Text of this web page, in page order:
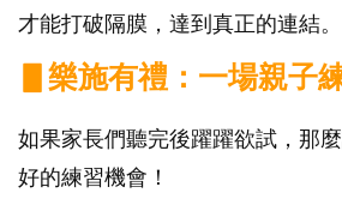
才能打破隔膜，達到真正的連結。
▋樂施有禮：一場親子
如果家長們聽完後躍躍欲試，那
好的練習機會！